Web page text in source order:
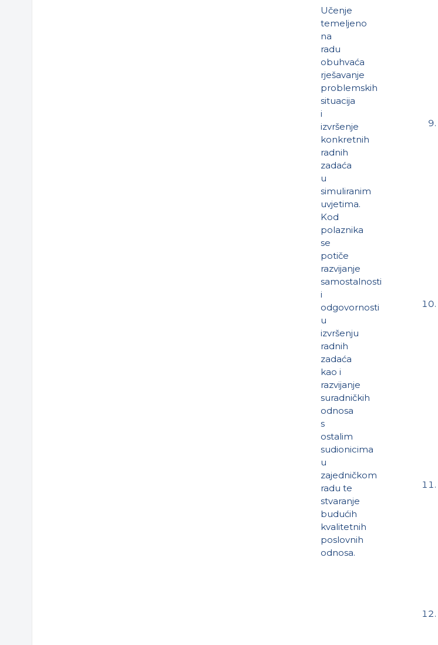
Učenje
temeljeno
na
radu
obuhvaća
rješavanje
problemskih
situacija
i
izvršenje
konkretnih
radnih
zadaća
u
simuliranim
uvjetima.
Kod
polaznika
se
potiče
razvijanje
samostalnosti
i
odgovornosti
u
izvršenju
radnih
zadaća
kao i
razvijanje
suradničkih
odnosa
s
ostalim
sudionicima
u
zajedničkom
radu te
stvaranje
budućih
kvalitetnih
poslovnih
odnosa.